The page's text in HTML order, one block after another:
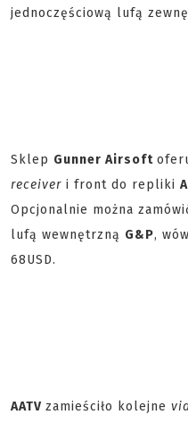
jednoczęściową lufą
Sklep Gunner Airsoft
receiver i front do repliki
Opcjonalnie można
lufą wewnętrzną G&P,
68USD.
AATV zamieściło kolejne